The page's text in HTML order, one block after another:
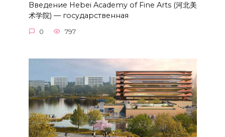
Введение Hebei Academy of Fine Arts (河北美
术学院) — государственная
0 797